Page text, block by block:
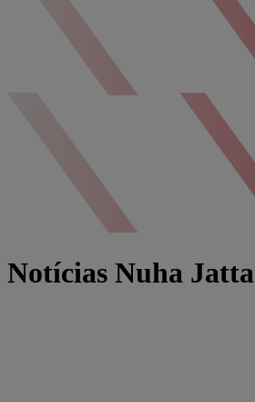
Notícias Nuha Jatta